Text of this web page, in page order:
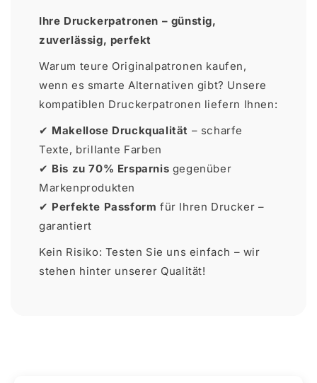
Ihre Druckerpatronen – günstig,
zuverlässig, perfekt
Warum teure Originalpatronen kaufen,
wenn es smarte Alternativen gibt? Unsere
kompatiblen Druckerpatronen liefern Ihnen:
✔ Makellose Druckqualität – scharfe
Texte, brillante Farben
✔ Bis zu 70% Ersparnis gegenüber
Markenprodukten
✔ Perfekte Passform für Ihren Drucker –
garantiert
Kein Risiko: Testen Sie uns einfach – wir
stehen hinter unserer Qualität!